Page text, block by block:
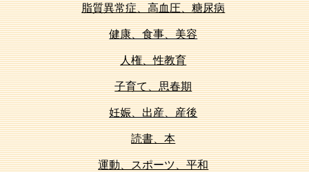
脂質異常症、高血圧、糖尿病
健康、食事、美容
人権、性教育
子育て、思春期
妊娠、出産、産後
読書、本
運動、スポーツ、平和